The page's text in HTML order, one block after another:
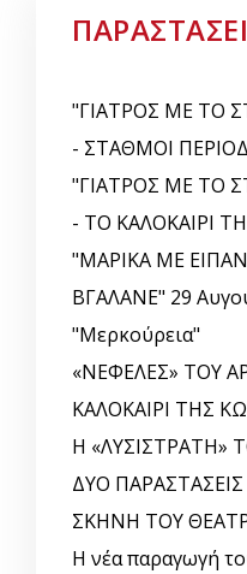
"ΓΙΑΤΡΟΣ ΜΕ ΤΟ
- ΣΤΑΘΜΟΙ
"ΓΙΑΤΡΟΣ ΜΕ ΤΟ
- ΤΟ ΚΑΛΟΚΑΙΡΙ
"ΜΑΡΙΚΑ ΜΕ
ΒΓΑΛΑΝΕ" 29
"Μερκούρεια"
«ΝΕΦΕΛΕΣ» ΤΟΥ
ΚΑΛΟΚΑΙΡΙ ΤΗΣ
Η «ΛΥΣΙΣΤΡΑΤΗ»
ΔΥΟ
ΣΚΗΝΗ ΤΟΥ
Η νέα παραγωγή